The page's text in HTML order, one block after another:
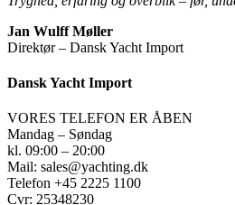
Jan Wulff Møller
Direktør – Dansk Yacht Import
Dansk Yacht Import
VORES TELEFON ER ÅBEN
Mandag – Søndag
kl. 09:00 – 20:00
Mail: sales@yachting.dk
Telefon +45 2225 1100
Cvr: 25348230